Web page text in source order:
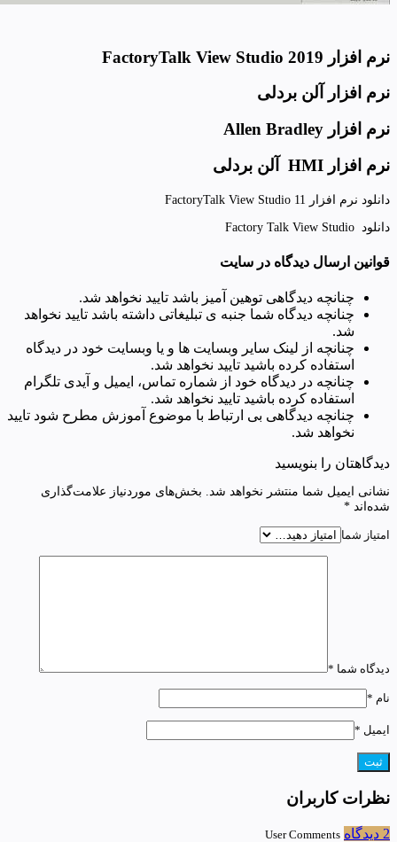
نرم افزار FactoryTalk View Studio 2019
نرم افزار آلن بردلی
نرم افزار Allen Bradley
نرم افزار HMI آلن بردلی
دانلود نرم افزار FactoryTalk View Studio 11
دانلود Factory Talk View Studio
قوانین ارسال دیدگاه در سایت
چنانچه دیدگاهی توهین آمیز باشد تایید نخواهد شد.
چنانچه دیدگاه شما جنبه ی تبلیغاتی داشته باشد تایید نخواهد
شد.
چنانچه از لینک سایر وبسایت ها و یا وبسایت خود در دیدگاه
استفاده کرده باشید تایید نخواهد شد.
چنانچه در دیدگاه خود از شماره تماس، ایمیل و آیدی تلگرام
استفاده کرده باشید تایید نخواهد شد.
چنانچه دیدگاهی بی ارتباط با موضوع آموزش مطرح شود تایید
نخواهد شد.
دیدگاهتان را بنویسید
نشانی ایمیل شما منتشر نخواهد شد. بخش‌های موردنیاز علامت‌گذاری
شده‌اند *
امتیاز شما
دیدگاه شما *
نام *
ایمیل *
نظرات کاربران
2 دیدگاه User Comments